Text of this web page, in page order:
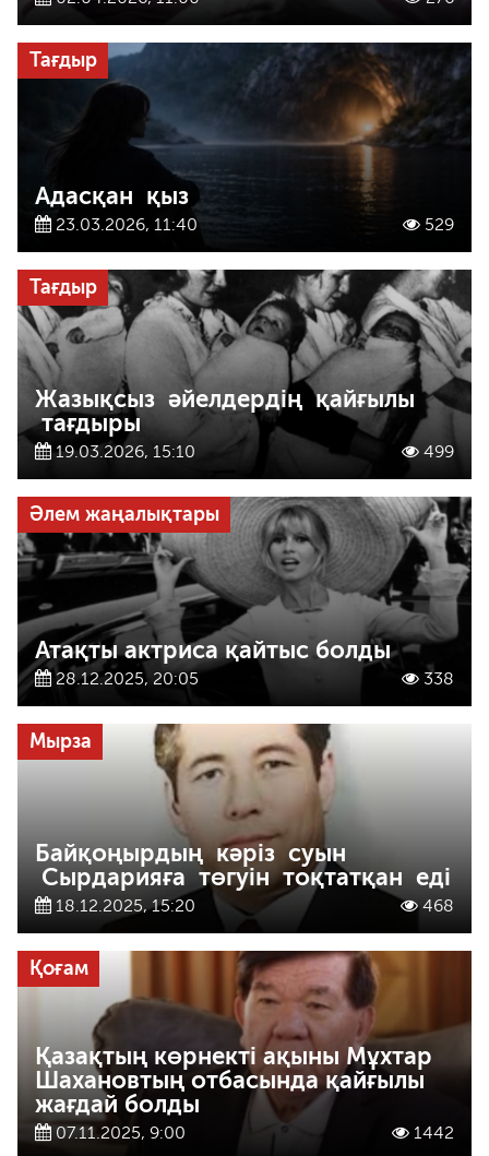
Тағдыр
Адасқан қыз
23.03.2026, 11:40 529
Тағдыр
Жазықсыз әйелдердің қайғылы
тағдыры
19.03.2026, 15:10 499
Әлем жаңалықтары
Атақты актриса қайтыс болды
28.12.2025, 20:05 338
Мырза
Байқоңырдың кәріз суын
Сырдарияға төгуін тоқтатқан еді
18.12.2025, 15:20 468
Қоғам
Қазақтың көрнекті ақыны Мұхтар
Шахановтың отбасында қайғылы
жағдай болды
07.11.2025, 9:00 1442